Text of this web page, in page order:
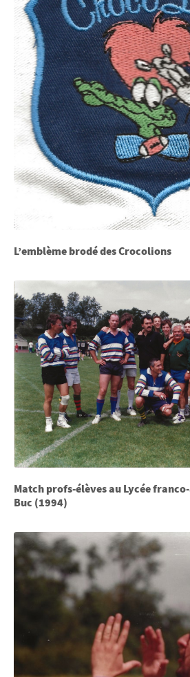
L’emblème brodé des Crocolions
Match profs-élèves au Lycée
Buc (1994)